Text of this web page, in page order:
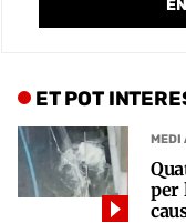
ET POT
MEDI
per